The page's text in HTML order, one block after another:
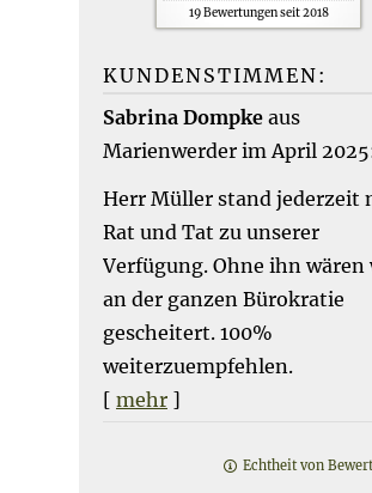
19Bewertungen seit 2018
KUNDENSTIMMEN:
Sabrina Dompke aus
Marienwerder im April
Herr Müller stand jederzeit
Rat und Tat zu unserer
Verfügung. Ohne ihn wären
an der ganzen Bürokratie
gescheitert. 100%
weiterzuempfehlen.
[ mehr ]
Echtheit von